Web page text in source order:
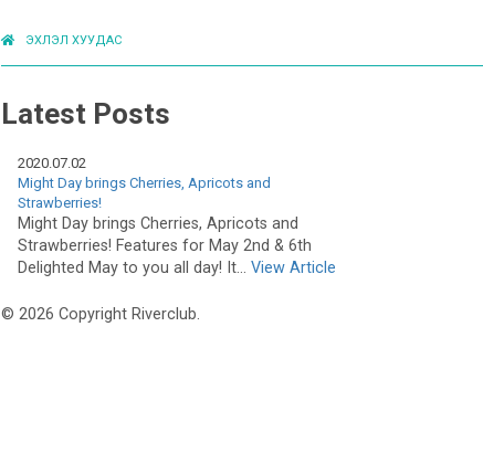
ЭХЛЭЛ ХУУДАС
Latest Posts
2020.07.02
Might Day brings Cherries, Apricots and
Strawberries!
Might Day brings Cherries, Apricots and
Strawberries! Features for May 2nd & 6th
Delighted May to you all day! It... View Article
© 2026 Copyright Riverclub.